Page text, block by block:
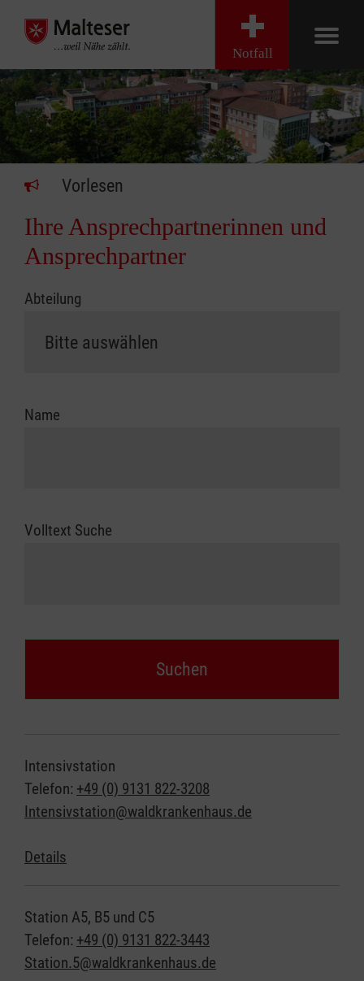
Notfall
Vorlesen
Ihre Ansprechpartnerinnen und
Ansprechpartner
Abteilung
Name
Volltext Suche
Intensivstation
Telefon: +49 (0) 9131 822-3208
Intensivstation@waldkrankenhaus.de
Details
Station A5, B5 und C5
Telefon: +49 (0) 9131 822-3443
Station.5@waldkrankenhaus.de